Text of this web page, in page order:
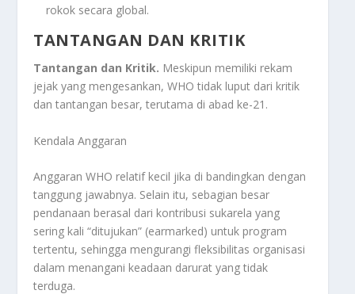
rokok secara global.
TANTANGAN DAN KRITIK
Tantangan dan Kritik. Meskipun memiliki rekam
jejak yang mengesankan, WHO tidak luput dari kritik
dan tantangan besar, terutama di abad ke-21.
Kendala Anggaran
Anggaran WHO relatif kecil jika di bandingkan dengan
tanggung jawabnya. Selain itu, sebagian besar
pendanaan berasal dari kontribusi sukarela yang
sering kali “ditujukan” (earmarked) untuk program
tertentu, sehingga mengurangi fleksibilitas organisasi
dalam menangani keadaan darurat yang tidak
terduga.